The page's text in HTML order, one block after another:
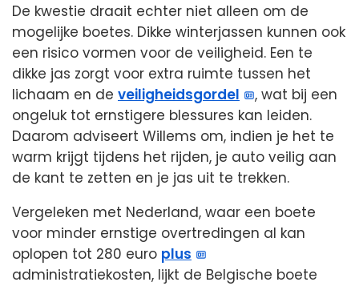
De kwestie draait echter niet alleen om de
mogelijke boetes. Dikke winterjassen kunnen ook
een risico vormen voor de veiligheid. Een te
dikke jas zorgt voor extra ruimte tussen het
lichaam en de veiligheidsgordel
, wat bij een
ongeluk tot ernstigere blessures kan leiden.
Daarom adviseert Willems om, indien je het te
warm krijgt tijdens het rijden, je auto veilig aan
de kant te zetten en je jas uit te trekken.
Vergeleken met Nederland, waar een boete
voor minder ernstige overtredingen al kan
oplopen tot 280 euro plus
administratiekosten, lijkt de Belgische boete